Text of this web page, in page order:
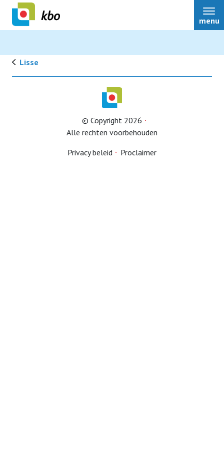
menu
Lisse
© Copyright 2026
Alle rechten voorbehouden
Privacy beleid
Proclaimer